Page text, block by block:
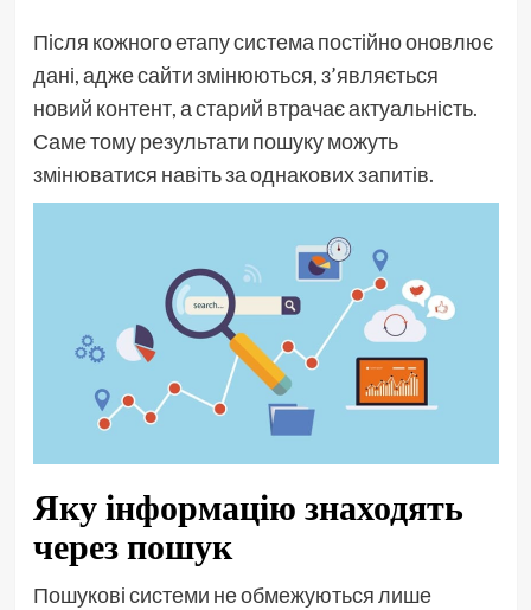
Після кожного етапу система постійно оновлює
дані, адже сайти змінюються, з’являється
новий контент, а старий втрачає актуальність.
Саме тому результати пошуку можуть
змінюватися навіть за однакових запитів.
Яку інформацію знаходять
через пошук
Пошукові системи не обмежуються лише